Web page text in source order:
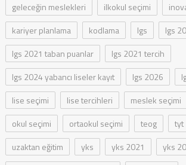
geleceğin meslekleri
ilkokul seçimi
kariyer planlama
kodlama lgs lgs
lgs 2021 taban puanlar
lgs 2021 tercih
lgs 2024 yabancı liseler kayıt
lgs 2026
lise seçimi
lise tercihleri meslek seçimi
okul seçimi
ortaokul seçimi teog
tyt
uzaktan eğitim
yks yks 2021
yks